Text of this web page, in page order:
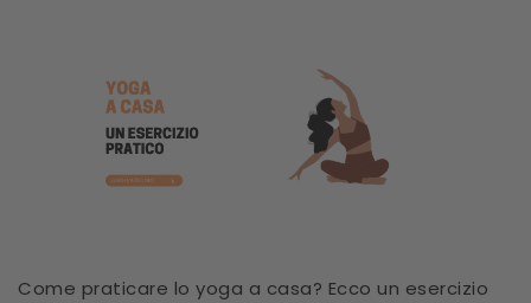
Come praticare lo yoga a casa? Ecco un esercizio